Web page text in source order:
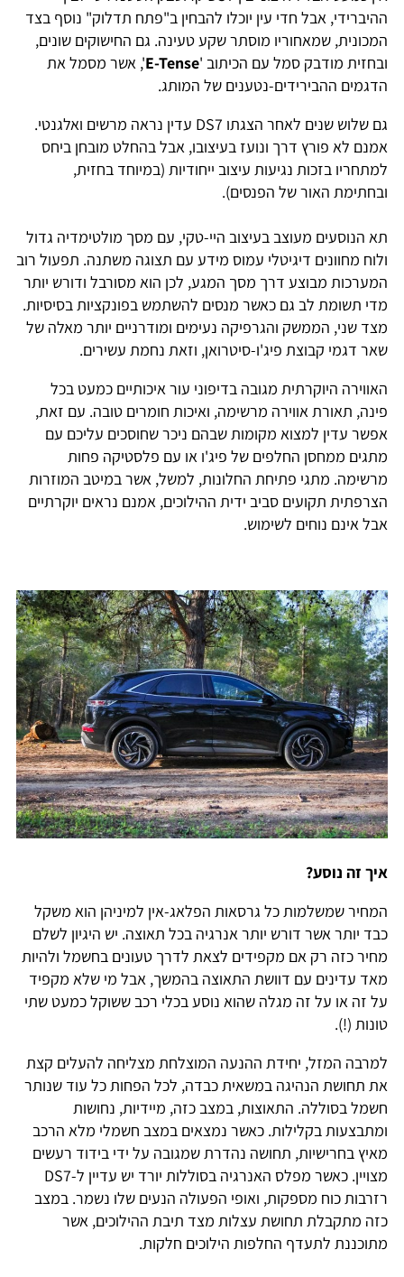
ההיברידי, אבל חדי עין יוכלו להבחין ב"פתח תדלוק" נוסף בצד
המכונית, שמאחוריו מוסתר שקע טעינה. גם החישוקים שונים,
ובחזית מודבק סמל עם הכיתוב 'E-Tense', אשר מסמל את
הדגמים ההבירידים-נטענים של המותג.
גם שלוש שנים לאחר הצגתו DS7 עדין נראה מרשים ואלגנטי.
אמנם לא פורץ דרך ונועז בעיצובו, אבל בהחלט מובחן ביחס
למתחריו בזכות נגיעות עיצוב ייחודיות (במיוחד בחזית,
ובחתימת האור של הפנסים).
תא הנוסעים מעוצב בעיצוב היי-טקי, עם מסך מולטימדיה גדול
ולוח מחוונים דיגיטלי עמוס מידע עם תצוגה משתנה. תפעול רוב
המערכות מבוצע דרך מסך המגע, לכן הוא מסורבל ודורש יותר
מדי תשומת לב גם כאשר מנסים להשתמש בפונקציות בסיסיות.
מצד שני, הממשק והגרפיקה נעימים ומודרניים יותר מאלה של
שאר דגמי קבוצת פיג'ו-סיטרואן, וזאת נחמת עשירים.
האווירה היוקרתית מגובה בדיפוני עור איכותיים כמעט בכל
פינה, תאורת אווירה מרשימה, ואיכות חומרים טובה. עם זאת,
אפשר עדין למצוא מקומות שבהם ניכר שחוסכים עליכם עם
מתגים ממחסן החלפים של פיג'ו או עם פלסטיקה פחות
מרשימה. מתגי פתיחת החלונות, למשל, אשר במיטב המוזרות
הצרפתית תקועים סביב ידית ההילוכים, אמנם נראים יוקרתיים
אבל אינם נוחים לשימוש.
איך זה נוסע?
המחיר שמשלמות כל גרסאות הפלאג-אין למיניהן הוא משקל
כבד יותר אשר דורש יותר אנרגיה בכל תאוצה. יש היגיון לשלם
מחיר כזה רק אם מקפידים לצאת לדרך טעונים בחשמל ולהיות
מאד עדינים עם דוושת התאוצה בהמשך, אבל מי שלא מקפיד
על זה או על זה מגלה שהוא נוסע בכלי רכב ששוקל כמעט שתי
טונות (!).
למרבה המזל, יחידת ההנעה המוצלחת מצליחה להעלים קצת
את תחושת הנהיגה במשאית כבדה, לכל הפחות כל עוד שנותר
חשמל בסוללה. התאוצות, במצב כזה, מיידיות, נחושות
ומתבצעות בקלילות. כאשר נמצאים במצב חשמלי מלא הרכב
מאיץ בחרישיות, תחושה נהדרת שמגובה על ידי בידוד רעשים
מצויין. כאשר מפלס האנרגיה בסוללות יורד יש עדיין ל-DS7
רזרבות כוח מספקות, ואופי הפעולה הנעים שלו נשמר. במצב
כזה מתקבלת תחושת עצלות מצד תיבת ההילוכים, אשר
מתוכננת לתעדף החלפות הילוכים חלקות.